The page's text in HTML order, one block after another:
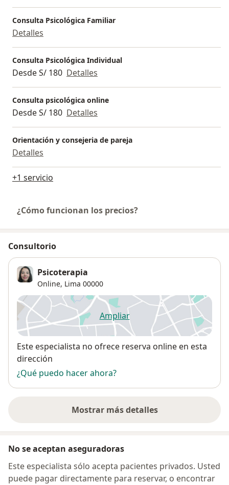
información: https://drive.google.com/file/d/1nCncjwl
aC6iFxYOX1cvcH6gStTh9xtB2/view
Consulta Psicológica Familiar
Detalles
Consulta Psicológica Individual
Desde S/ 180 Detalles
Consulta psicológica online
Desde S/ 180 Detalles
Orientación y consejeria de pareja
Detalles
+1 servicio
¿Cómo funcionan los precios?
Consultorio
Psicoterapia
Online, Lima 00000
Ampliarse abre en una nueva
Disponibilidad
Este especialista no ofrece reserva online en esta
dirección
¿Qué puedo hacer ahora?
Mostrar más detalles
sobre la dirección
No se aceptan aseguradoras
Este especialista sólo acepta pacientes privados. Usted
puede pagar directamente para reservar, o encontrar